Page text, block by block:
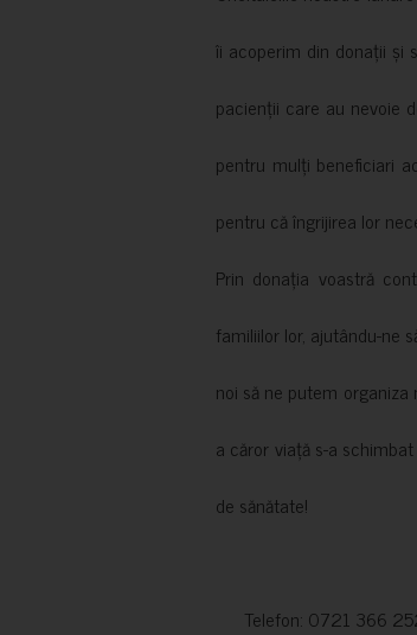
îi acoperim din donații și
pacienții care au nevoie
pentru mulți beneficiari
pentru că îngrijirea lor
Prin donația voastră
familiilor lor, ajutându-ne
noi să ne putem
a căror viață s-a
de sănătate!
Telefon: 0721 366